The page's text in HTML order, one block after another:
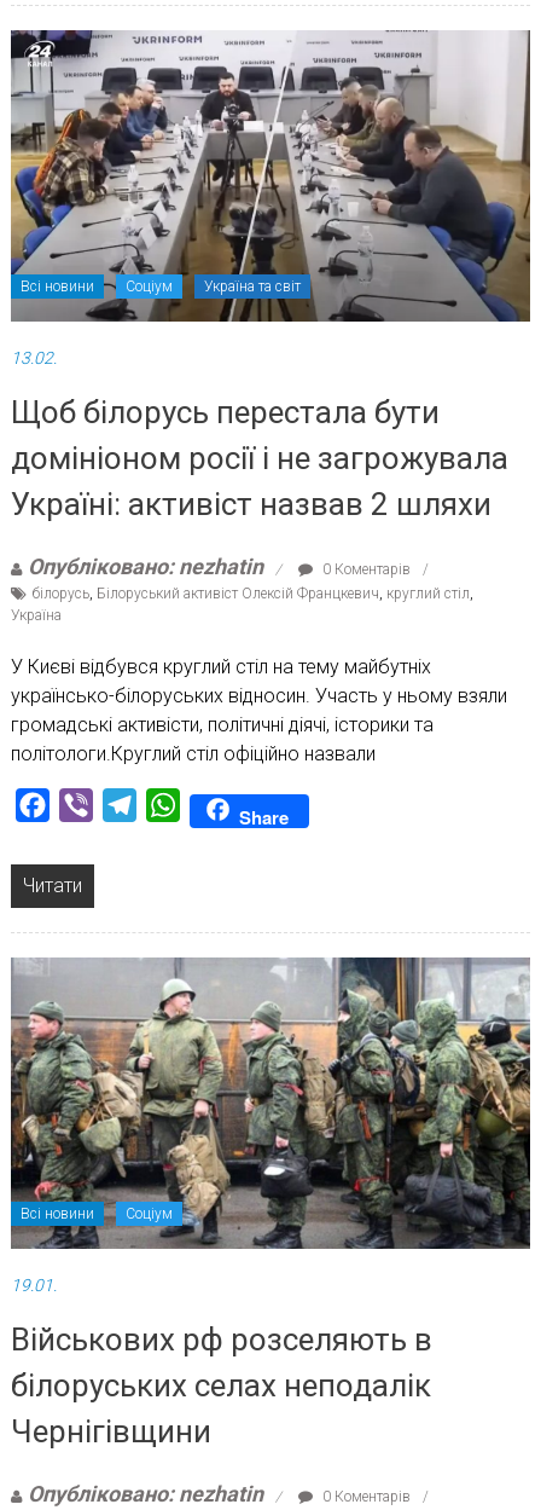
Всі новини Соціум Україна та світ
13.02.
Щоб білорусь перестала бути
домініоном росії і не загрожувала
Україні: активіст назвав 2 шляхи
Опубліковано: nezhatin
0 Коментарів
білорусь, Білоруський активіст Олексій Францкевич, круглий стіл,
Україна
У Києві відбувся круглий стіл на тему майбутніх
українсько-білоруських відносин. Участь у ньому взяли
громадські активісти, політичні діячі, історики та
політологи.Круглий стіл офіційно назвали
Facebook
Viber TelegramWhatsAppShare
Читати
Всі новини Соціум
19.01.
Військових рф розселяють в
білоруських селах неподалік
Чернігівщини
Опубліковано: nezhatin
0 Коментарів